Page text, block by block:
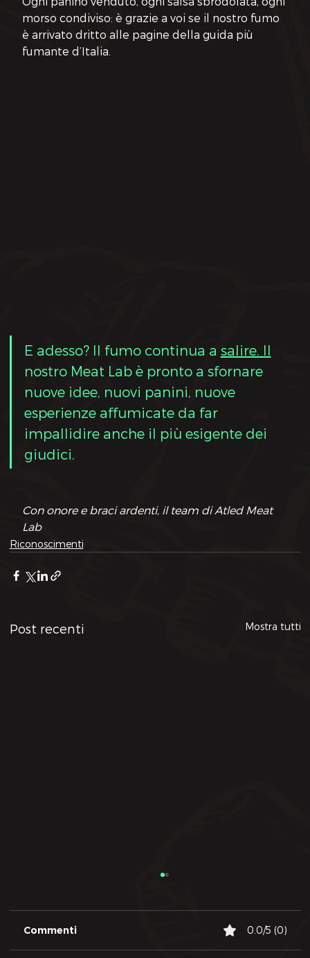
morso condiviso: è grazie a voi se il nostro fumo
è arrivato dritto alle pagine della guida più
fumante d’Italia.
E adesso? Il fumo continua a salire. Il
nostro Meat Lab è pronto a sfornare
nuove idee, nuovi panini, nuove
esperienze affumicate da far
impallidire anche il più esigente dei
giudici.
Con onore e braci ardenti, il team di Atled Meat
Lab
Riconoscimenti
Post recenti Mostra tutti
Commenti 0.0/5 (0)